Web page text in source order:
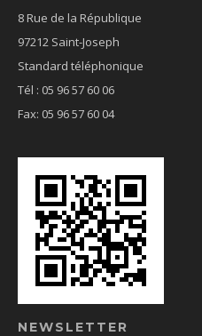
8 Rue de la République
97212 Saint-Joseph
Standard téléphonique
Tél : 05 96 57 60 06
Fax: 05 96 57 60 04
NEWSLETTER